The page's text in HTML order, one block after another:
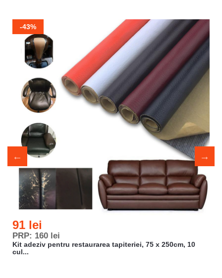
-43%
91 lei
PRP: 160 lei
Kit adeziv pentru restaurarea tapiteriei, 75 x 250cm, 10
cul...